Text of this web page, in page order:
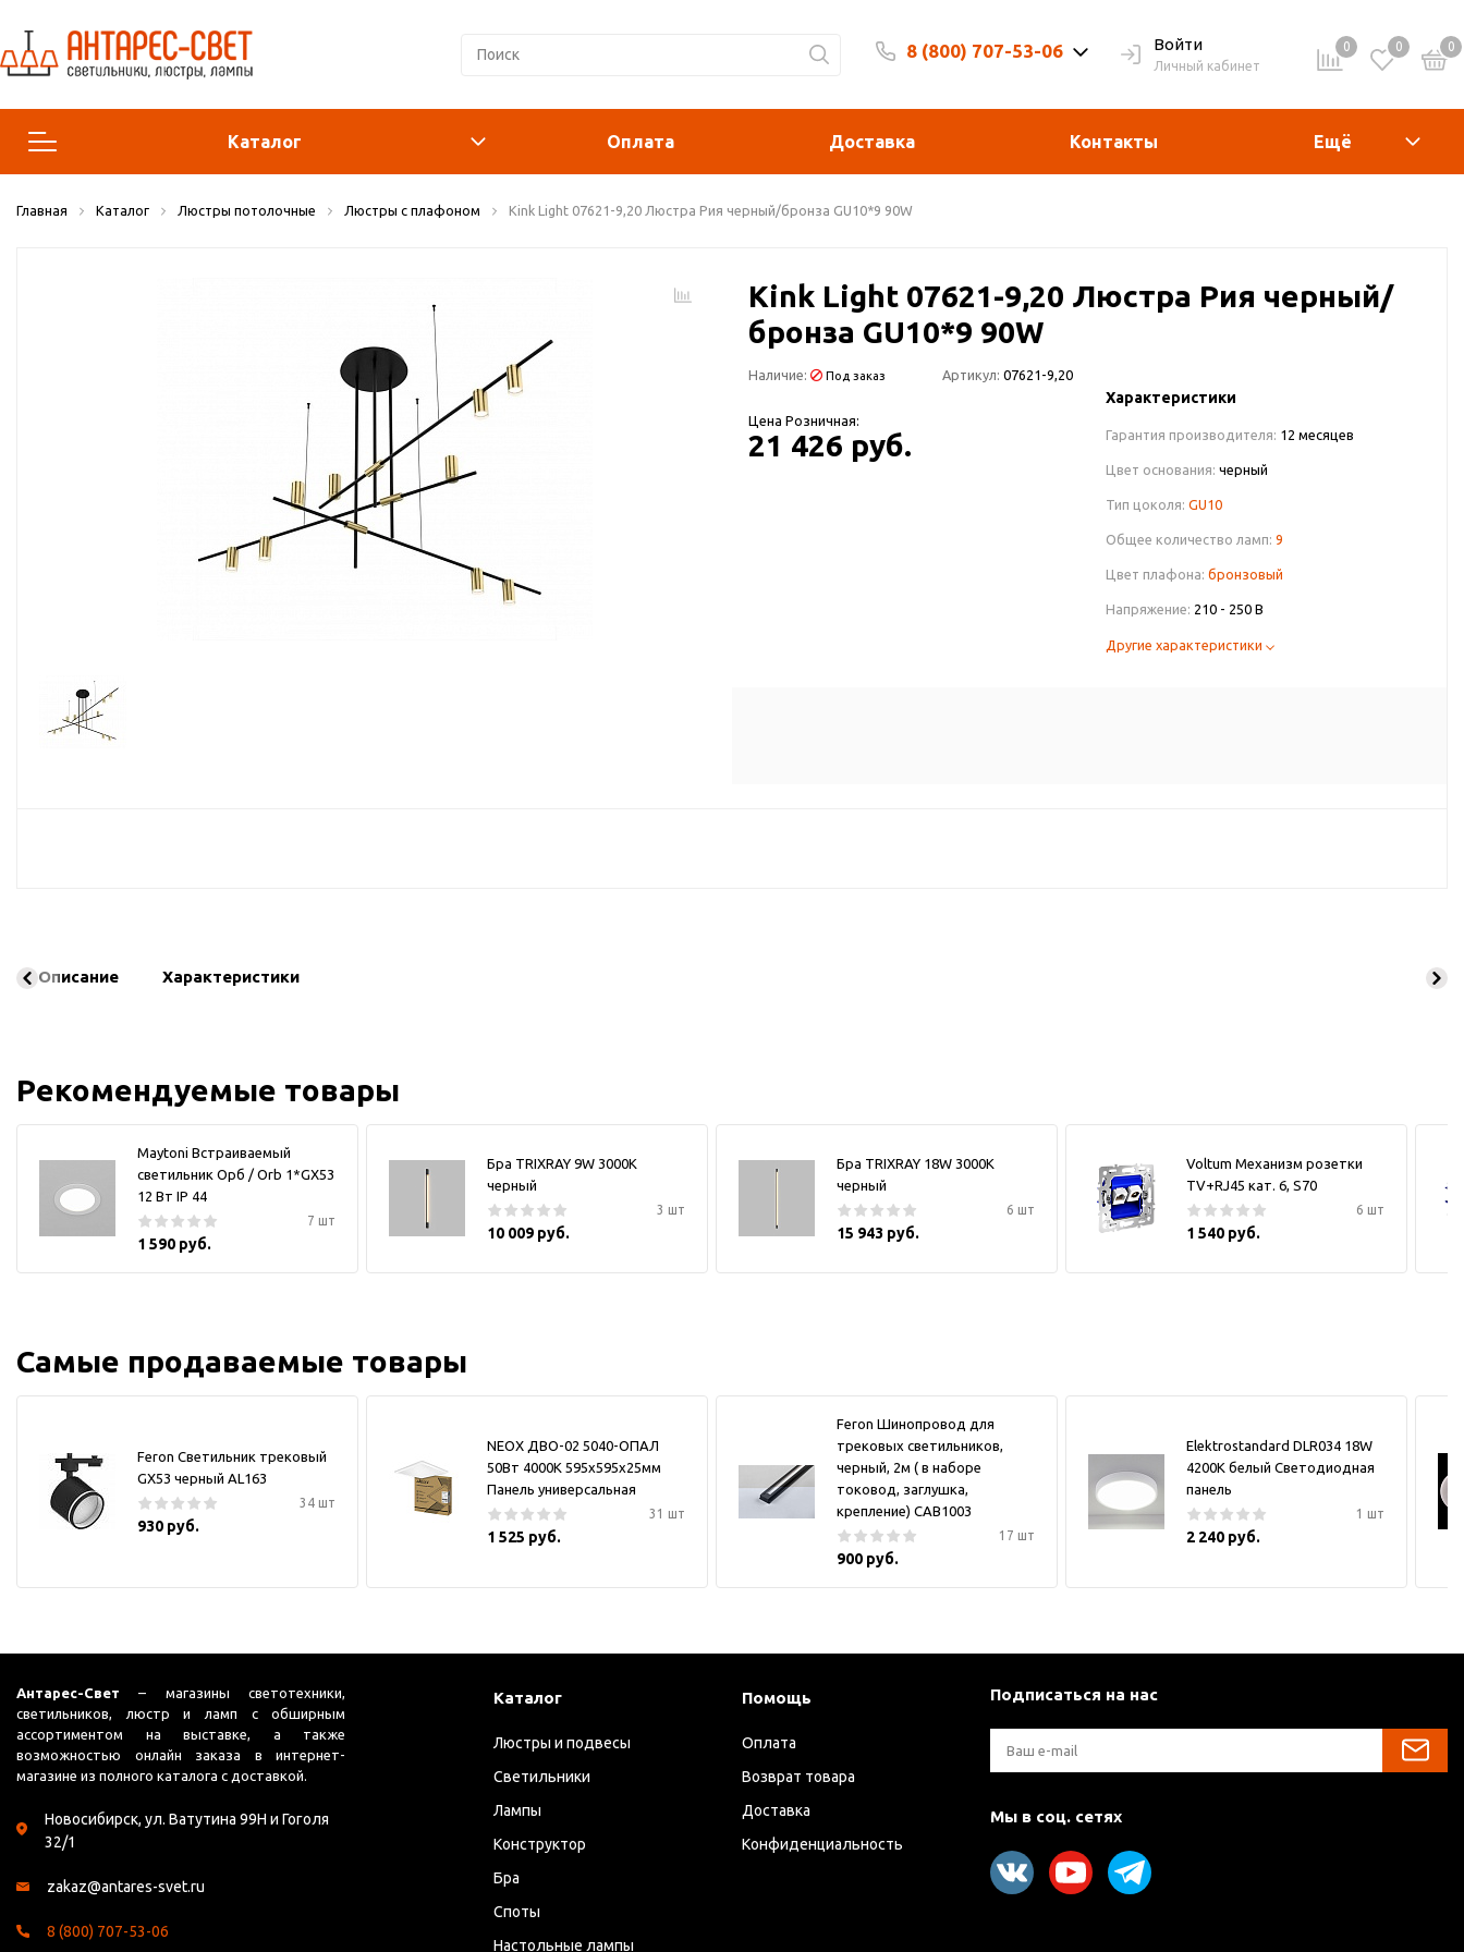
8 (800) 707-53-06 Войти
Личный кабинет
0 0 0
Каталог
Люстры и подвесы
Электрика
Оплата Доставка Контакты Ещё
Главная Каталог Люстры потолочные Люстры с плафоном Kink Light 07621-9,20 Люстра Рия черный/бронза GU10*9 90W
Kink Light 07621-9,20 Люстра Рия черный/
бронза GU10*9 90W
Наличие: Под заказ Артикул: 07621-9,20
Цена Розничная:
21 426 руб.
Характеристики
Гарантия производителя: 12 месяцев
Цвет основания: черный
Тип цоколя: GU10
Общее количество ламп: 9
Цвет плафона: бронзовый
Напряжение: 210 - 250 В
Другие характеристики
Описание Характеристики
Рекомендуемые товары
Maytoni Встраиваемый
светильник Орб / Orb 1*GX53
12 Вт IP 44
7 шт
1 590 руб.
Бра TRIXRAY 9W 3000К
черный
3 шт
10 009 руб.
Бра TRIXRAY 18W 3000К
черный
6 шт
15 943 руб.
Voltum Механизм розетки
TV+RJ45 кат. 6, S70
6 шт
1 540 руб.
Самые продаваемые товары
Feron Светильник трековый
GX53 черный AL163
34 шт
930 руб.
NEOX ДВО-02 5040-ОПАЛ
50Вт 4000К 595х595х25мм
Панель универсальная
31 шт
1 525 руб.
Feron Шинопровод для
трековых светильников,
черный, 2м ( в наборе
токовод, заглушка,
крепление) CAB1003
17 шт
900 руб.
Elektrostandard DLR034 18W
4200K белый Светодиодная
панель
1 шт
2 240 руб.
Антарес-Свет – магазины светотехники,
светильников, люстр и ламп с обширным
ассортиментом на выставке, а также
возможностью онлайн заказа в интернет-
магазине из полного каталога с доставкой.
Новосибирск, ул. Ватутина 99Н и Гоголя
32/1
zakaz@antares-svet.ru
8 (800) 707-53-06
Каталог
Люстры и подвесы
Светильники
Лампы
Конструктор
Бра
Споты
Настольные лампы
Помощь
Оплата
Возврат товара
Доставка
Конфиденциальность
Подписаться на нас
Мы в соц. сетях